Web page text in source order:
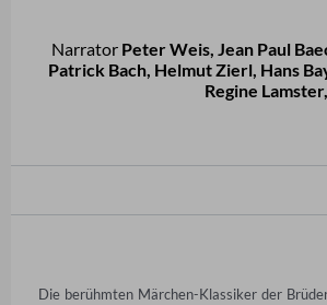
Narrator Peter Weis, Jean Paul
Patrick Bach, Helmut Zierl, Hans
Regine Lamster,
Die berühmten Märchen-Klassiker der